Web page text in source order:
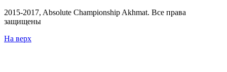
2015-2017, Absolute Championship Akhmat. Все права
защищены
На верх